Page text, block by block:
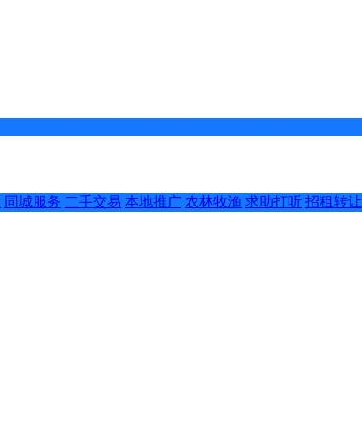
同城服务 二手交易 本地推广 农林牧渔 求助打听 招租转让